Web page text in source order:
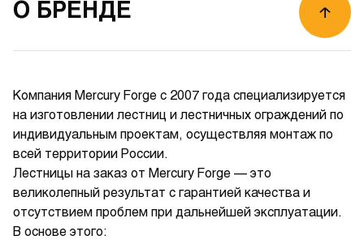
О БРЕНДЕ
Компания Mercury Forge с 2007 года специализируется
на изготовлении лестниц и лестничных ограждений по
индивидуальным проектам, осуществляя монтаж по
всей территории России.
Лестницы на заказ от Mercury Forge — это
великолепный результат с гарантией качества и
отсутствием проблем при дальнейшей эксплуатации.
В основе этого: